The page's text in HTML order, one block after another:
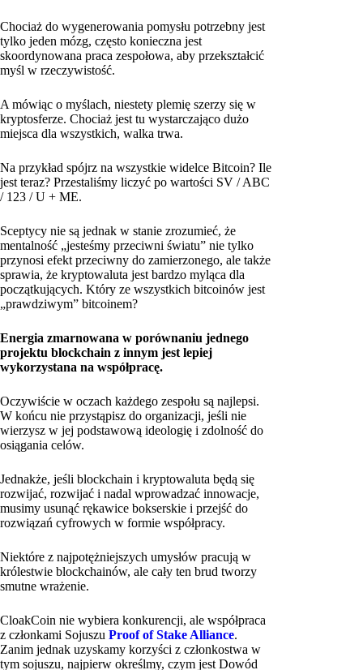
Chociaż do wygenerowania pomysłu potrzebny jest
tylko jeden mózg, często konieczna jest
skoordynowana praca zespołowa, aby przekształcić
myśl w rzeczywistość.
A mówiąc o myślach, niestety plemię szerzy się w
kryptosferze. Chociaż jest tu wystarczająco dużo
miejsca dla wszystkich, walka trwa.
Na przykład spójrz na wszystkie widelce Bitcoin? Ile
jest teraz? Przestaliśmy liczyć po wartości SV / ABC
/ 123 / U + ME.
Sceptycy nie są jednak w stanie zrozumieć, że
mentalność „jesteśmy przeciwni światu” nie tylko
przynosi efekt przeciwny do zamierzonego, ale także
sprawia, że kryptowaluta jest bardzo myląca dla
początkujących. Który ze wszystkich bitcoinów jest
„prawdziwym” bitcoinem?
Energia zmarnowana w porównaniu jednego
projektu blockchain z innym jest lepiej
wykorzystana na współpracę.
Oczywiście w oczach każdego zespołu są najlepsi.
W końcu nie przystąpisz do organizacji, jeśli nie
wierzysz w jej podstawową ideologię i zdolność do
osiągania celów.
Jednakże, jeśli blockchain i kryptowaluta będą się
rozwijać, rozwijać i nadal wprowadzać innowacje,
musimy usunąć rękawice bokserskie i przejść do
rozwiązań cyfrowych w formie współpracy.
Niektóre z najpotężniejszych umysłów pracują w
królestwie blockchainów, ale cały ten brud tworzy
smutne wrażenie.
CloakCoin nie wybiera konkurencji, ale współpraca
z członkami Sojuszu Proof of Stake Alliance.
Zanim jednak uzyskamy korzyści z członkostwa w
tym sojuszu, najpierw określmy, czym jest Dowód